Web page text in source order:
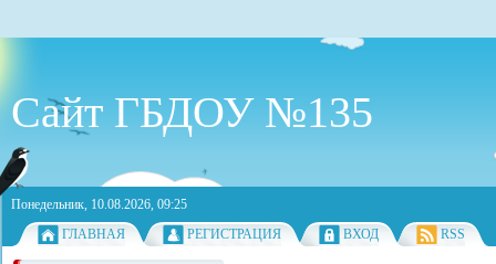
Сайт ГБДОУ №135
Понедельник, 10.08.2026, 09:25
ГЛАВНАЯ
РЕГИСТРАЦИЯ ВХОД RSS